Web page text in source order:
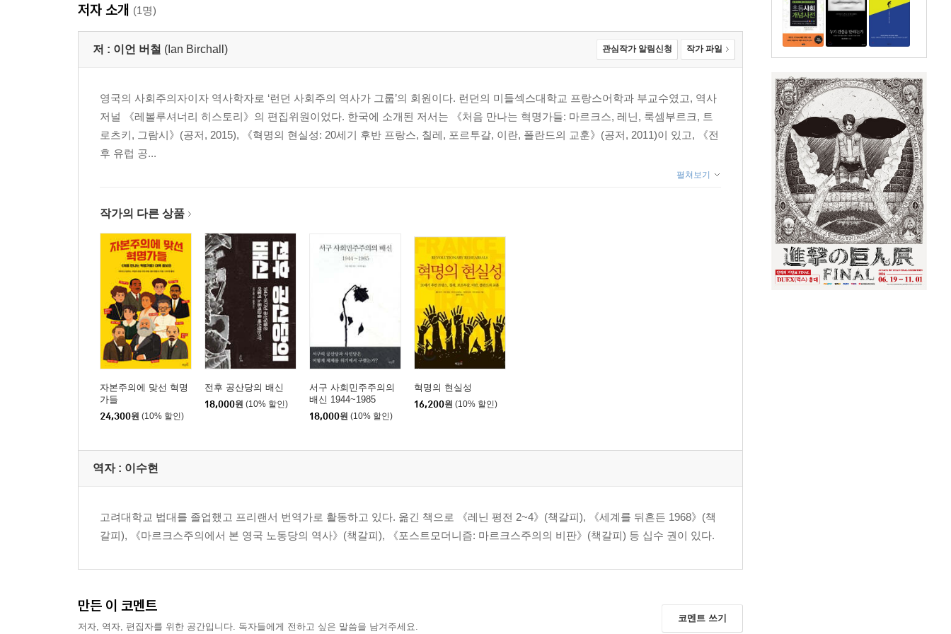
저자 소개 (1명)
저 : 이언 버철 (Ian Birchall) 관심작가 알림신청 작가 파일
영국의 사회주의자이자 역사학자로 ‘런던 사회주의 역사가 그룹’의 회원이다. 런던의 미들섹스대학교 프랑스어학과 부교수였고, 역사
저널 《레볼루셔너리 히스토리》의 편집위원이었다. 한국에 소개된 저서는 《처음 만나는 혁명가들: 마르크스, 레닌, 룩셈부르크, 트
로츠키, 그람시》(공저, 2015), 《혁명의 현실성: 20세기 후반 프랑스, 칠레, 포르투갈, 이란, 폴란드의 교훈》(공저, 2011)이 있고, 《전
후 유럽 공...
펼쳐보기
작가의 다른 상품
자본주의에 맞선 혁명
가들
24,300원 (10% 할인)
전후 공산당의 배신
18,000원 (10% 할인)
서구 사회민주주의의
배신 1944~1985
18,000원 (10% 할인)
혁명의 현실성
16,200원 (10% 할인)
역자 : 이수현
고려대학교 법대를 졸업했고 프리랜서 번역가로 활동하고 있다. 옮긴 책으로 《레닌 평전 2~4》(책갈피), 《세계를 뒤흔든 1968》(책
갈피), 《마르크스주의에서 본 영국 노동당의 역사》(책갈피), 《포스트모더니즘: 마르크스주의의 비판》(책갈피) 등 십수 권이 있다.
만든 이 코멘트
저자, 역자, 편집자를 위한 공간입니다. 독자들에게 전하고 싶은 말씀을 남겨주세요.
코멘트 쓰기